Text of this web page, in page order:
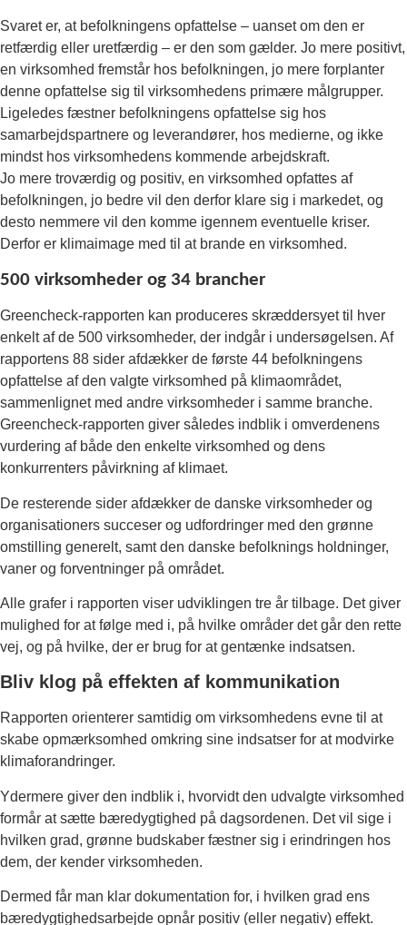
Svaret er, at befolkningens opfattelse – uanset om den er
retfærdig eller uretfærdig – er den som gælder. Jo mere positivt,
en virksomhed fremstår hos befolkningen, jo mere forplanter
denne opfattelse sig til virksomhedens primære målgrupper.
Ligeledes fæstner befolkningens opfattelse sig hos
samarbejdspartnere og leverandører, hos medierne, og ikke
mindst hos virksomhedens kommende arbejdskraft.
Jo mere troværdig og positiv, en virksomhed opfattes af
befolkningen, jo bedre vil den derfor klare sig i markedet, og
desto nemmere vil den komme igennem eventuelle kriser.
Derfor er klimaimage med til at brande en virksomhed.
500 virksomheder og 34 brancher
Greencheck-rapporten kan produceres skræddersyet til hver
enkelt af de 500 virksomheder, der indgår i undersøgelsen. Af
rapportens 88 sider afdækker de første 44 befolkningens
opfattelse af den valgte virksomhed på klimaområdet,
sammenlignet med andre virksomheder i samme branche.
Greencheck-rapporten giver således indblik i omverdenens
vurdering af både den enkelte virksomhed og dens
konkurrenters påvirkning af klimaet.
De resterende sider afdækker de danske virksomheder og
organisationers succeser og udfordringer med den grønne
omstilling generelt, samt den danske befolknings holdninger,
vaner og forventninger på området.
Alle grafer i rapporten viser udviklingen tre år tilbage. Det giver
mulighed for at følge med i, på hvilke områder det går den rette
vej, og på hvilke, der er brug for at gentænke indsatsen.
Bliv klog på effekten af kommunikation
Rapporten orienterer samtidig om virksomhedens evne til at
skabe opmærksomhed omkring sine indsatser for at modvirke
klimaforandringer.
Ydermere giver den indblik i, hvorvidt den udvalgte virksomhed
formår at sætte bæredygtighed på dagsordenen. Det vil sige i
hvilken grad, grønne budskaber fæstner sig i erindringen hos
dem, der kender virksomheden.
Dermed får man klar dokumentation for, i hvilken grad ens
bæredygtighedsarbejde opnår positiv (eller negativ) effekt.